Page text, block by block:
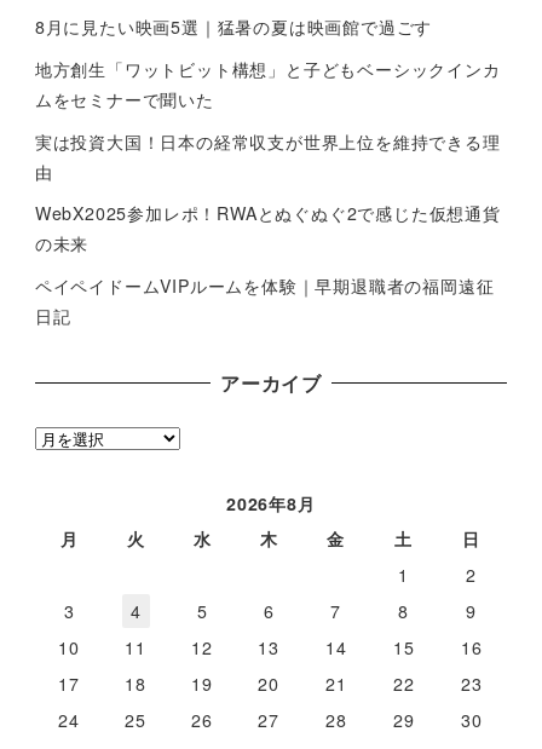
8月に見たい映画5選｜猛暑の夏は映画館で過ごす
地方創生「ワットビット構想」と子どもベーシックインカ
ムをセミナーで聞いた
実は投資大国！日本の経常収支が世界上位を維持できる理
由
WebX2025参加レポ！RWAとぬぐぬぐ2で感じた仮想通貨
の未来
ペイペイドームVIPルームを体験｜早期退職者の福岡遠征
日記
アーカイブ
ア
2026年8月
月
火 水 木 金 土
日
1
2
3
4 5 6 7 8
9
10
11 12 13 14 15
16
17
18 19 20 21 22
23
24
25 26 27 28 29
30